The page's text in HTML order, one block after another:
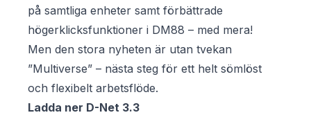
på samtliga enheter samt förbättrade
högerklicksfunktioner i DM88 – med mera!
Men den stora nyheten är utan tvekan
”Multiverse” – nästa steg för ett helt sömlöst
och flexibelt arbetsflöde.
Ladda ner D-Net 3.3